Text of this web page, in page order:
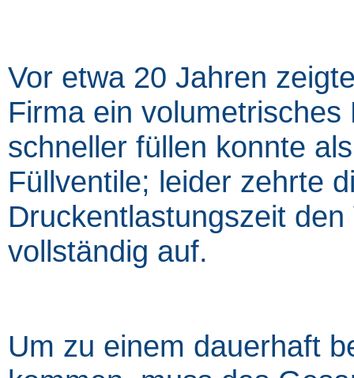
Vor etwa 20 Jahren
Firma ein
schneller füllen konnte
Füllventile; leider zehrte
Druckentlastungszeit
vollständig auf.
Um zu einem dauerhaft